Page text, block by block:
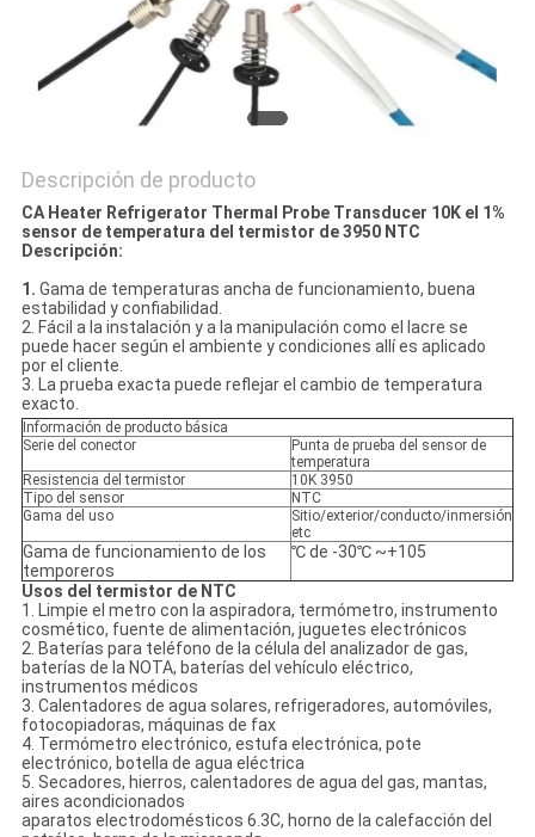
PRIVACY
Descripción de producto
CA Heater Refrigerator Thermal Probe Transducer 10K el 1%
sensor de temperatura del termistor de 3950 NTC
Descripción:
1. Gama de temperaturas ancha de funcionamiento, buena
estabilidad y confiabilidad.
2. Fácil a la instalación y a la manipulación como el lacre se
puede hacer según el ambiente y condiciones allí es aplicado
por el cliente.
3. La prueba exacta puede reflejar el cambio de temperatura
exacto.
Información de producto básica
Serie del conector
Punta de prueba del sensor de
temperatura
Resistencia del termistor
10K 3950
Tipo del sensor
NTC
Gama del uso
Sitio/exterior/conducto/inmersión
etc
Gama de funcionamiento de los
temporeros
℃ de -30℃ ~+105
Usos del termistor de NTC
1. Limpie el metro con la aspiradora, termómetro, instrumento
cosmético, fuente de alimentación, juguetes electrónicos
2. Baterías para teléfono de la célula del analizador de gas,
baterías de la NOTA, baterías del vehículo eléctrico,
instrumentos médicos
3. Calentadores de agua solares, refrigeradores, automóviles,
fotocopiadoras, máquinas de fax
4. Termómetro electrónico, estufa electrónica, pote
electrónico, botella de agua eléctrica
5. Secadores, hierros, calentadores de agua del gas, mantas,
aires acondicionados
aparatos electrodomésticos 6.3C, horno de la calefacción del